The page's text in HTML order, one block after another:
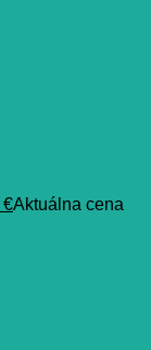
€Aktuálna cena